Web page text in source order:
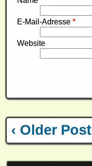
E-Mail-Adresse *
Website
‹ Older Post